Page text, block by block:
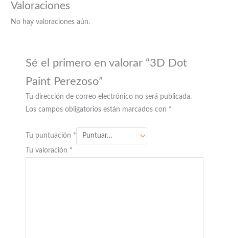
Valoraciones
No hay valoraciones aún.
Sé el primero en valorar “3D Dot
Paint Perezoso”
Tu dirección de correo electrónico no será publicada.
Los campos obligatorios están marcados con *
Tu puntuación *
Tu valoración *